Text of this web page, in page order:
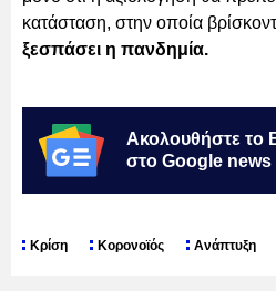
κατάσταση, στην οποία
ξεσπάσει η πανδημία.
Ακολουθήστε το
στο Google news
Κρίση Κορονοϊός Ανάπτυξη